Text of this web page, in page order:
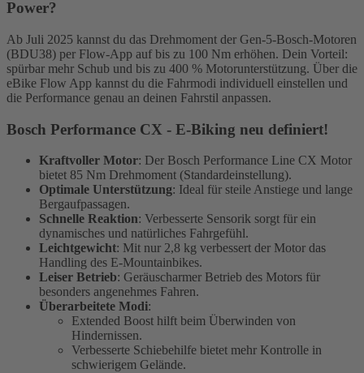
Power?
Ab Juli 2025 kannst du das Drehmoment der Gen-5-Bosch-Motoren
(BDU38) per Flow-App auf bis zu 100 Nm erhöhen. Dein Vorteil:
spürbar mehr Schub und bis zu 400 % Motorunterstützung. Über die
eBike Flow App kannst du die Fahrmodi individuell einstellen und
die Performance genau an deinen Fahrstil anpassen.
Bosch Performance CX - E-Biking neu definiert!
Kraftvoller Motor: Der Bosch Performance Line CX Motor
bietet 85 Nm Drehmoment (Standardeinstellung).
Optimale Unterstützung: Ideal für steile Anstiege und lange
Bergaufpassagen.
Schnelle Reaktion: Verbesserte Sensorik sorgt für ein
dynamisches und natürliches Fahrgefühl.
Leichtgewicht: Mit nur 2,8 kg verbessert der Motor das
Handling des E-Mountainbikes.
Leiser Betrieb: Geräuscharmer Betrieb des Motors für
besonders angenehmes Fahren.
Überarbeitete Modi:
Extended Boost hilft beim Überwinden von
Hindernissen.
Verbesserte Schiebehilfe bietet mehr Kontrolle in
schwierigem Gelände.